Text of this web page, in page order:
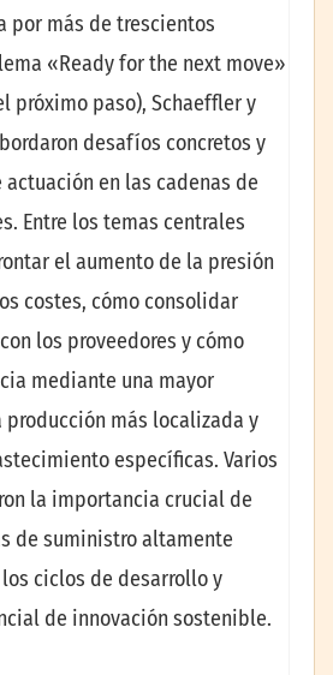
por más de trescientos
«Ready for the next move»
próximo paso), Schaeffler y
desafíos concretos y
en las cadenas de
Entre los temas centrales
el aumento de la presión
costes, cómo consolidar
los proveedores y cómo
mediante una mayor
producción más localizada y
específicas. Varios
la importancia crucial de
de suministro altamente
ciclos de desarrollo y
de innovación sostenible.